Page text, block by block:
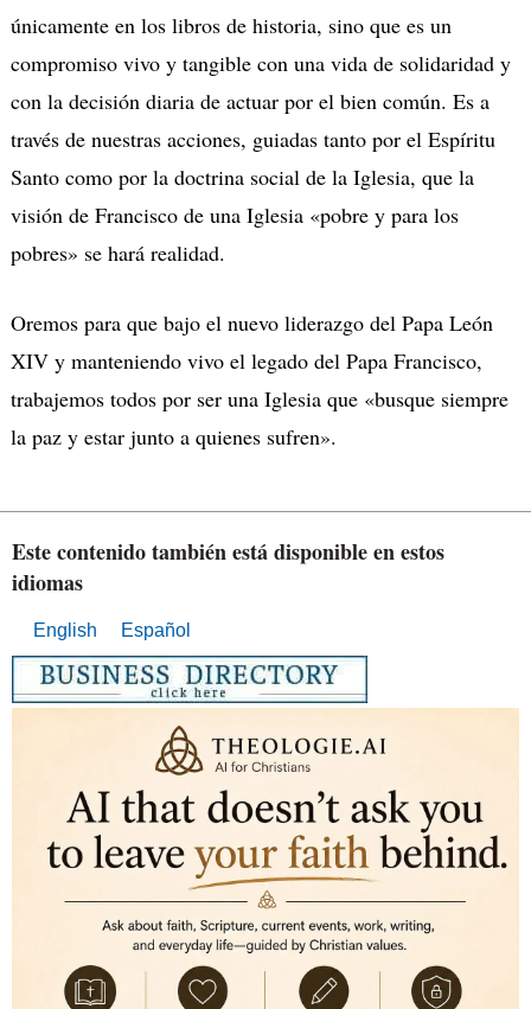
únicamente en los libros de historia, sino que es un
compromiso vivo y tangible con una vida de solidaridad y
con la decisión diaria de actuar por el bien común. Es a
través de nuestras acciones, guiadas tanto por el Espíritu
Santo como por la doctrina social de la Iglesia, que la
visión de Francisco de una Iglesia «pobre y para los
pobres» se hará realidad.
Oremos para que bajo el nuevo liderazgo del Papa León
XIV y manteniendo vivo el legado del Papa Francisco,
trabajemos todos por ser una Iglesia que «busque siempre
la paz y estar junto a quienes sufren».
Este contenido también está disponible en estos
idiomas
English Español